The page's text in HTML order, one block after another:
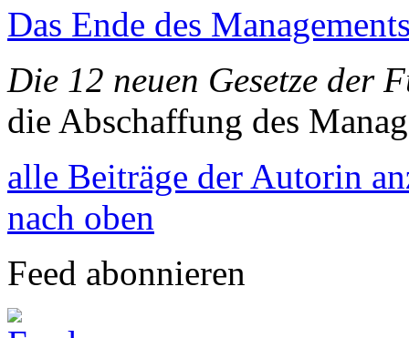
Das Ende des
Die 12 neuen Gesetze der
die Abschaffung des
alle Beiträge der Autorin
nach oben
Feed abonnieren